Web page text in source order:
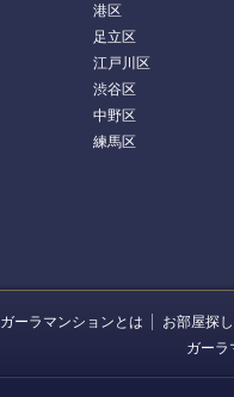
港区
足立区
江戸川区
渋谷区
中野区
練馬区
ガーラマンションとは お部屋探
ガーラ